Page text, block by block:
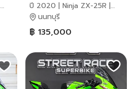
ปี 2020 | Ninja ZX-25R |
Kawasaki
นนทบุรี
฿ 135,000